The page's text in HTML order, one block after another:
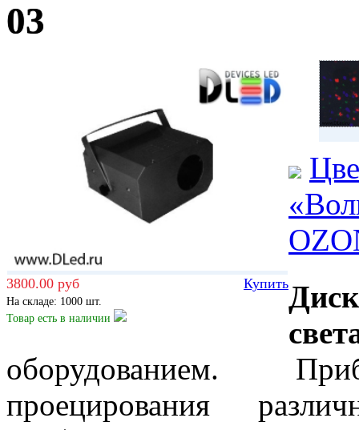
03
3800.00 руб Купить
На складе: 1000 шт.
Товар есть в наличии
оборудованием.
проецирования